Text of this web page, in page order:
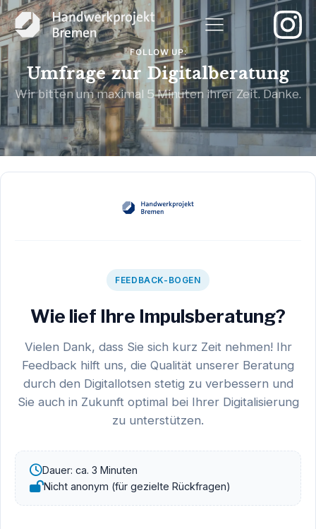
FOLLOW UP:
Umfrage zur Digitalberatung
Wir bitten um maximal 5 Minuten ihrer Zeit. Danke.